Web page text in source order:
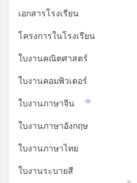
เอกสารโรงเรียน
โครงการในโรงเรียน
ใบงานคณิตศาสตร์
ใบงานคอมพิวเตอร์
ใบงานภาษาจีน
ใบงานภาษาอังกฤษ
ใบงานภาษาไทย
ใบงานระบายสี
*